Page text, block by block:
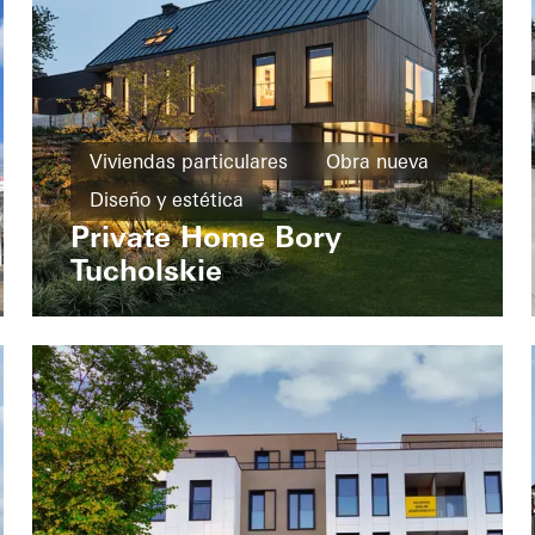
Viviendas particulares
Obra nueva
Diseño y estética
Protección antirrobo
Eficiencia energética
Ventanas
Puertas
Puertas correderas
Poland
Private Home Bory
Tucholskie